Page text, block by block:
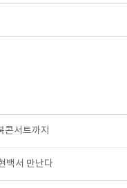
서트까지
백서 만난다